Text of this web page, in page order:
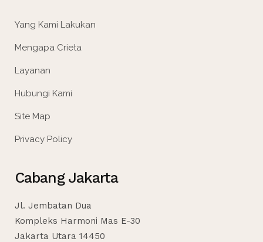
Yang Kami Lakukan
Mengapa Crieta
Layanan
Hubungi Kami
Site Map
Privacy Policy
Cabang Jakarta
Jl. Jembatan Dua
Kompleks Harmoni Mas E-30
Jakarta Utara 14450